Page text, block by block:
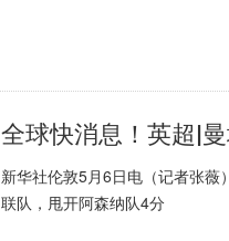
全球快消息！英超|
新华社伦敦5月6日电（记者张
联队，甩开阿森纳队4分